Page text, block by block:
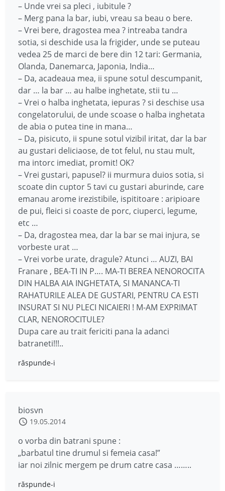
– Unde vrei sa pleci , iubitule ?
– Merg pana la bar, iubi, vreau sa beau o bere.
– Vrei bere, dragostea mea ? intreaba tandra
sotia, si deschide usa la frigider, unde se puteau
vedea 25 de marci de bere din 12 tari: Germania,
Olanda, Danemarca, Japonia, India…
– Da, acadeaua mea, ii spune sotul descumpanit,
dar … la bar … au halbe inghetate, stii tu …
– Vrei o halba inghetata, iepuras ? si deschise usa
congelatorului, de unde scoase o halba inghetata
de abia o putea tine in mana…
– Da, pisicuto, ii spune sotul vizibil iritat, dar la bar
au gustari deliciaose, de tot felul, nu stau mult,
ma intorc imediat, promit! OK?
– Vrei gustari, papusel? ii murmura duios sotia, si
scoate din cuptor 5 tavi cu gustari aburinde, care
emanau arome irezistibile, ispititoare : aripioare
de pui, fleici si coaste de porc, ciuperci, legume,
etc …
– Da, dragostea mea, dar la bar se mai injura, se
vorbeste urat …
– Vrei vorbe urate, dragule? Atunci … AUZI, BAI
Franare , BEA-TI IN P…. MA-TI BEREA NENOROCITA
DIN HALBA AIA INGHETATA, SI MANANCA-TI
RAHATURILE ALEA DE GUSTARI, PENTRU CA ESTI
INSURAT SI NU PLECI NICAIERI ! M-AM EXPRIMAT
CLAR, NENOROCITULE?
Dupa care au trait fericiti pana la adanci
batraneti!!!..
răspunde-i
biosvn
19.05.2014
o vorba din batrani spune :
„barbatul tine drumul si femeia casa!”
iar noi zilnic mergem pe drum catre casa ……..
răspunde-i